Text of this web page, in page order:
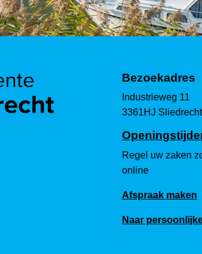
Bezoekadres
Industrieweg 11
3361HJ Sliedrecht
Regel uw zaken
online
Afspraak maken
Naar